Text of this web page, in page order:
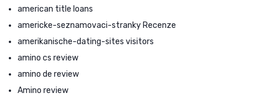
american title loans
americke-seznamovaci-stranky Recenze
amerikanische-dating-sites visitors
amino cs review
amino de review
Amino review